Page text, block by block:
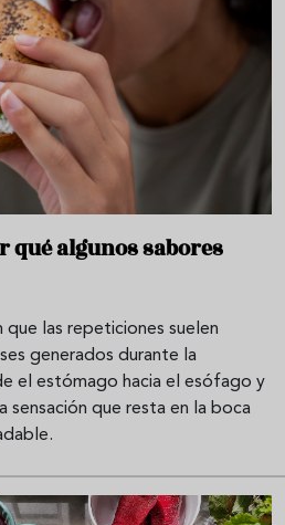
qué algunos sabores
que las repeticiones suelen
generados durante la
el estómago hacia el esófago y
sensación que resta en la boca